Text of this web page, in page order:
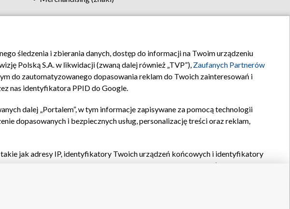
Pomoc Biuro reklamy Kontakt
śledzenia i zbierania danych, dostęp do informacji na Twoim urządzeniu
Polską S.A. w likwidacji (zwaną dalej również „TVP”), Zaufanych Partnerów
do zautomatyzowanego dopasowania reklam do Twoich zainteresowań i
nas identyfikatora PPID do Google.
dalej „Portalem”, w tym informacje zapisywane za pomocą technologii
dopasowanych i bezpiecznych usług, personalizację treści oraz reklam,
takie jak adresy IP, identyfikatory Twoich urządzeń końcowych i identyfikatory
oraz pozostałych
do nich, wyboru podstawowych reklam, wyboru spersonalizowanych
spersonalizowanych treści, pomiaru wydajności reklam, pomiaru wydajności
zapewnienia bezpieczeństwa, zapobiegania oszustwom i usuwania